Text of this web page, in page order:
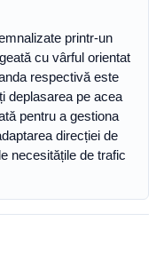
printr-un
cu vârful orientat
respectivă este
deplasarea pe acea
pentru a gestiona
direcției de
necesitățile de trafic